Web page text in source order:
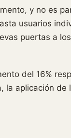
y no es
usuarios
puertas a los
del 16%
la aplicación de